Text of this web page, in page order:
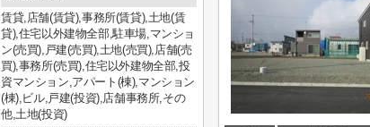
賃貸,店舗(賃貸),事務所(賃貸),土地(賃
貸),住宅以外建物全部,駐車場,マンショ
ン(売買),戸建(売買),土地(売買),店舗(売
買),事務所(売買),住宅以外建物全部,投
資マンション,アパート(棟),マンション
(棟),ビル,戸建(投資),店舗事務所,その
他,土地(投資)